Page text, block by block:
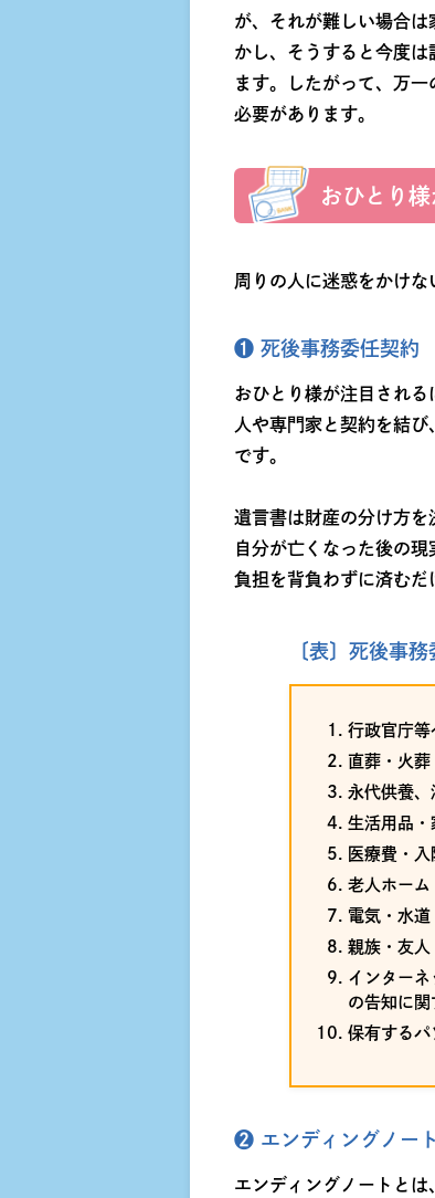
が、それが難しい場合
かし、そうすると今度
ます。したがって、万
必要があります。
おひとり
周りの人に迷惑をかけな
❶ 死後事務委任契約
おひとり様が注目され
人や専門家と契約を結
です。
遺言書は財産の分け方を
自分が亡くなった後の
負担を背負わずに済む
〔表〕死後事
行政官庁等
直葬・火葬
永代供養、
生活用品・
医療費・
老人ホーム
電気・水
親族・友人
インター
の告知に関
保有するパ
❷ エンディングノート
エンディングノートと